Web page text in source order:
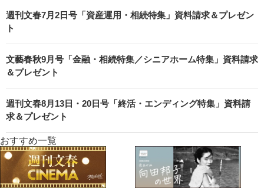
週刊文春7月2日号「資産運用・相続特集」資料請求＆プレゼン
ト
文藝春秋9月号「金融・相続特集／シニアホーム特集」資料請求
＆プレゼント
週刊文春8月13日・20日号「終活・エンディング特集」資料請
求＆プレゼント
おすすめ一覧